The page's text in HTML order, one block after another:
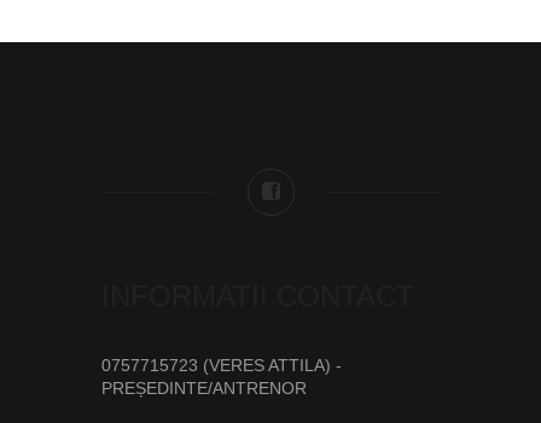
0757715723 (VERES ATTILA) -
PREȘEDINTE/ANTRENOR